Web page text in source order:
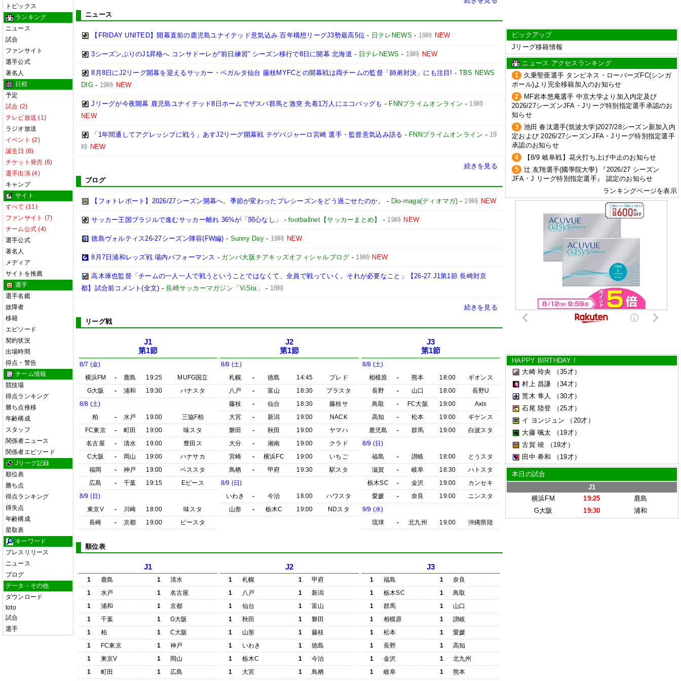
トピックス
ランキング
ニュース
試合
ファンサイト
選手公式
著名人
日程
予定
試合 (2)
テレビ放送 (1)
ラジオ放送
イベント (2)
誕生日 (8)
チケット発売 (6)
選手出演 (4)
キャンプ
サイト
すべて (11)
ファンサイト (7)
チーム公式 (4)
選手公式
著名人
メディア
サイトを推薦
選手
選手名鑑
故障者
移籍
エピソード
契約状況
出場時間
得点・警告
チーム情報
競技場
得点ランキング
勝ち点推移
年齢構成
スタッフ
関係者ニュース
関係者エピソード
Jリーグ記録
順位表
勝ち点
得点ランキング
得失点
年齢構成
星取表
キーワード
プレスリリース
ニュース
ブログ
データ・その他
ダウンロード
toto
試合
選手
ニュース
【FRIDAY UNITED】開幕直前の鹿児島ユナイテッド意気込み 百年構想リーグJ3勢最高5位 - 日テレNEWS - 19時 NEW
3シーズンぶりのJ1昇格へ コンサドーレが“前日練習” シーズン移行で8日に開幕 北海道 - 日テレNEWS - 19時 NEW
8月8日にJ2リーグ開幕を迎えるサッカー・ベガルタ仙台 藤枝MYFCとの開幕戦は両チームの監督「師弟対決」にも注目! - TBS NEWS
DIG- 19時 NEW
Jリーグが今夜開幕 鹿児島ユナイテッド8日ホームでザスパ群馬と激突 先着1万人にエコバッグも - FNNプライムオンライン - 19時
NEW
「1年間通してアグレッシブに戦う」あすJ2リーグ開幕戦 テゲバジャーロ宮崎 選手・監督意気込み語る - FNNプライムオンライン - 19
時 NEW
続きを見る
ブログ
【フォトレポート】2026/27シーズン開幕へ。季節が変わったプレシーズンをどう過ごせたのか。 - Dio-maga(ディオマガ) - 19時 NEW
サッカー王国ブラジルで進むサッカー離れ 36%が「関心なし」 -footballnet【サッカーまとめ】 - 19時 NEW
徳島ヴォルティス26-27シーズン陣容(FW編) - Sunny Day- 19時 NEW
8月7日浦和レッズ戦 場内パフォーマンス - ガンバ大阪チアキッズオフィシャルブログ - 18時 NEW
高木琢也監督「チームの一人一人で戦うということではなくて、全員で戦っていく。それが必要なこと」【26-27.J1第1節 長崎対京
都】試合前コメント(全文) -長崎サッカーマガジン「ViSta」 - 18時
続きを見る
リーグ戦
J1
第1節
8/7 (金)
横浜FM
- 鹿島 19:25
MUFG国立
G大阪
- 浦和 19:30
パナスタ
8/8 (土)
柏
- 水戸 19:00
三協F柏
FC東京
- 町田 19:00
味スタ
名古屋
- 清水 19:00
豊田ス
C大阪
- 岡山 19:00
ハナサカ
福岡
- 神戸 19:00
ベススタ
広島
- 千葉 19:15
Eピース
8/9 (日)
東京V
- 川崎 18:00
味スタ
長崎
- 京都 19:00 ピースタ
J2
第1節
8/8 (土)
札幌
- 徳島 14:45
プレド
八戸
- 富山 18:30
プラスタ
藤枝
- 仙台 18:30
藤枝サ
大宮
- 新潟 19:00
NACK
磐田
- 秋田 19:00
ヤマハ
大分
- 湘南 19:00
クラド
宮崎
- 横浜FC 19:00
いちご
鳥栖
- 甲府 19:30
駅スタ
8/9 (日)
いわき
- 今治 18:00
ハワスタ
山形
- 栃木C 19:00 NDスタ
J3
第1節
8/8 (土)
相模原
- 熊本 18:00
ギオンス
長野
- 山口 18:00
長野U
鳥取
- FC大阪 19:00
Axis
高知
- 松本 19:00
ギケンス
鹿児島
- 群馬 19:00
白波スタ
8/9 (日)
福島
- 讃岐 18:00
とうスタ
滋賀
- 岐阜 18:30
ハトスタ
栃木SC
- 金沢 19:00
カンセキ
愛媛
- 奈良 19:00
ニンスタ
9/9 (水)
琉球
- 北九州 19:00 沖縄県陸
順位表
J1
1 鹿島 1
清水
1
水戸 1
名古屋
1
浦和 1
京都
1
千葉 1
G大阪
1
柏 1
C大阪
1
FC東京 1
神戸
1
東京V 1
岡山
1
町田 1
広島
J2
1 札幌 1
甲府
1
八戸 1
新潟
1
仙台 1
富山
1
秋田 1
磐田
1
山形 1
藤枝
1
いわき 1
徳島
1
栃木C 1
今治
1
大宮 1
鳥栖
J3
1 福島 1
奈良
1
栃木SC 1
鳥取
1
群馬 1
山口
1
相模原 1
讃岐
1
松本 1
愛媛
1
長野 1
高知
1
金沢 1
北九州
1
岐阜 1
熊本
ピックアップ
Jリーグ移籍情報
ニュース アクセスランキング
1
久乗聖亜選手 タンピネス・ローバーズFC(シンガ
ポール)より完全移籍加入のお知らせ
2
MF岩本悠庵選手 中京大学より加入内定及び
2026/27シーズンJFA・Jリーグ特別指定選手承認のお
知らせ
3
池田 春汰選手(筑波大学)2027/28シーズン新加入内
定および 2026/27シーズンJFA・Jリーグ特別指定選手
承認のお知らせ
4
【8/9 岐阜戦】花火打ち上げ中止のお知らせ
5
辻 友翔選手(國學院大學) 『2026/27 シーズン
JFA・J リーグ特別指定選手』 認定のお知らせ
ランキングページを表示
HAPPY BIRTHDAY !
大崎 玲央
（35才）
村上 昌謙
（34才）
荒木 隼人
（30才）
石尾 陸登
（25才）
イ ヨンジュン
（20才）
大藤 颯太
（19才）
古賀 竣
（19才）
田中 希和
（19才）
本日の試合
J1
横浜FM
19:25
鹿島
G大阪
19:30 浦和